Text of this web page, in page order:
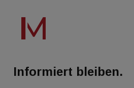
Informiert bleiben.